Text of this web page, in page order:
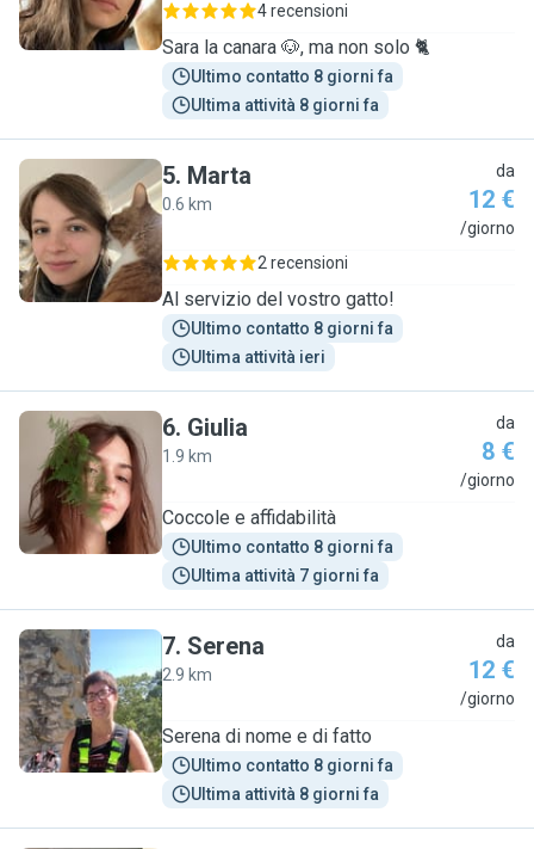
4 recensioni
Sara la canara 🐶, ma non solo 🐈
Ultimo contatto 8 giorni fa
Ultima attività 8 giorni fa
M
5. Marta
0.6 km
da
12 €
/giorno
2 recensioni
Al servizio del vostro gatto!
Ultimo contatto 8 giorni fa
Ultima attività ieri
G
6. Giulia
1.9 km
da
8 €
/giorno
Coccole e affidabilità
Ultimo contatto 8 giorni fa
Ultima attività 7 giorni fa
S
7. Serena
2.9 km
da
12 €
/giorno
Serena di nome e di fatto
Ultimo contatto 8 giorni fa
Ultima attività 8 giorni fa